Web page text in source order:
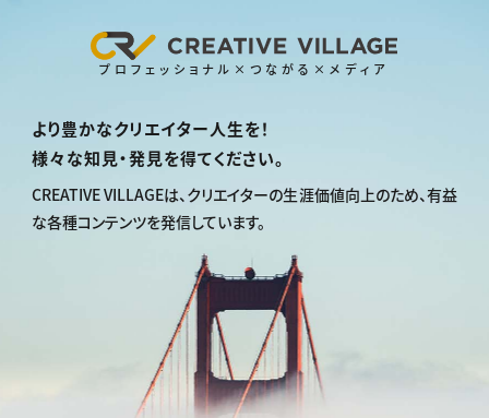
プロフェッショナル×つながる×メディア
より豊かなクリエイター人生を！
様々な知見・発見を得てください。
CREATIVE VILLAGEは、 クリエイターの生涯価値向上のため、有益
な各種コンテンツを発信しています。